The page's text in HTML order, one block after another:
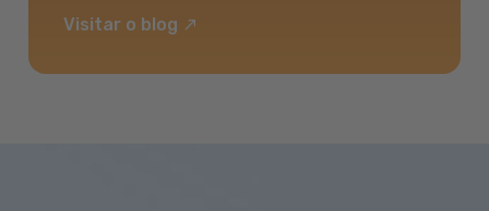
Visitar o blog